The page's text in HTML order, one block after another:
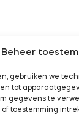
Beheer
gebruiken we
tot
gegevens te
of toestemming